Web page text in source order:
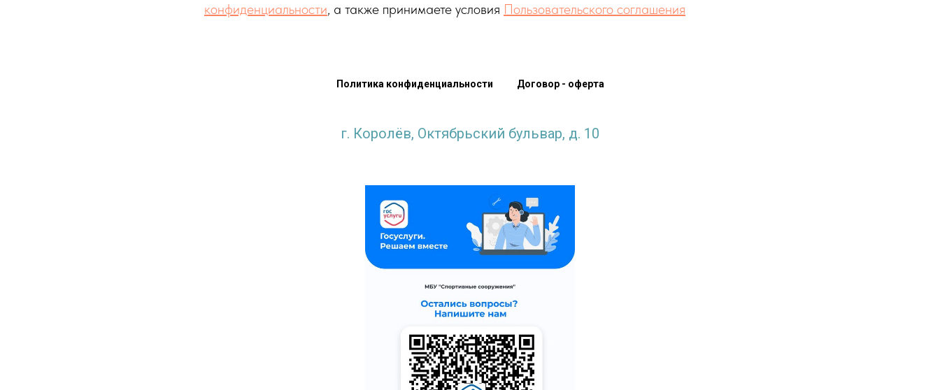
конфиденциальности, а также принимаете условия Пользовательского соглашения
Политика конфиденциальности Договор - оферта
г. Королёв, Октябрьский бульвар, д. 10